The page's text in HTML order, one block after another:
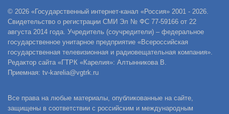
© 2026 «Государственный интернет-канал «Россия» 2001 - 2026.
Свидетельство о регистрации СМИ Эл № ФС 77-59166 от 22
августа 2014 года. Учредитель (соучредители) – федеральное
государственное унитарное предприятие «Всероссийская
государственная телевизионная и радиовещательная компания».
Редактор сайта «ГТРК «Карелия»: Алтынникова В.
Приемная: tv-karelia@vgtrk.ru
Все права на любые материалы, опубликованные на сайте,
защищены в соответствии с российским и международным